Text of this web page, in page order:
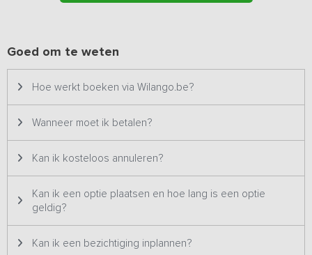
verhuurd.
Bijzonderheden: Dekbedden en kussens zijn niet standaard
aanwezig maar kunnen wel extra gehuurd worden.
Goed om te weten
Hoe werkt boeken via Wilango.be?
Wanneer moet ik betalen?
Kan ik kosteloos annuleren?
Kan ik een optie plaatsen en hoe lang is een optie
geldig?
Kan ik een bezichtiging inplannen?